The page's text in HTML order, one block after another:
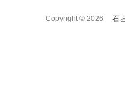
Copyright © 2026
石